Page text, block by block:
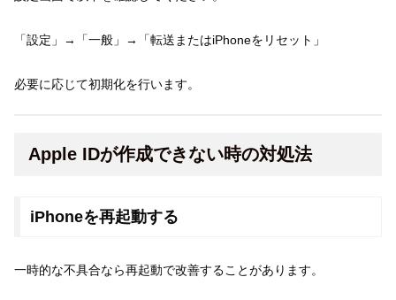
「設定」→「一般」→「転送またはiPhoneをリセット」
必要に応じて初期化を行います。
Apple IDが作成できない時の対処法
iPhoneを再起動する
一時的な不具合なら再起動で改善することがあります。